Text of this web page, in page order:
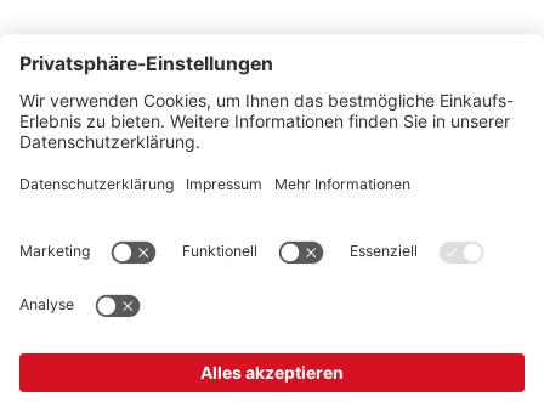
Montags bis Freitags von 08:30 - 17:00 Uhr
+41 44 240 / 11 55
+41 44 240 / 11 57
info@office-trade.ch
vergleichbare Institutionen.